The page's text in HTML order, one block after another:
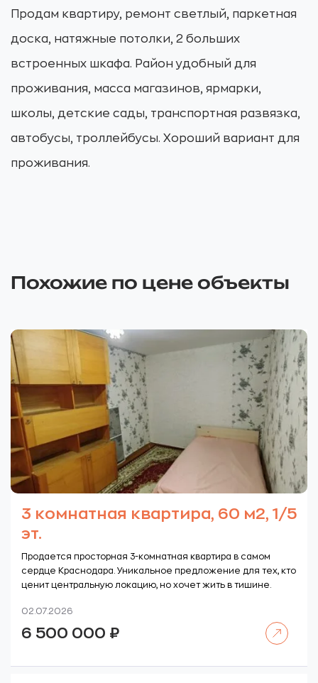
Продам квартиру, ремонт светлый, паркетная
доска, натяжные потолки, 2 больших
встроенных шкафа. Район удобный для
проживания, масса магазинов, ярмарки,
школы, детские сады, транспортная развязка,
автобусы, троллейбусы. Хороший вариант для
проживания.
Похожие по цене объекты
3 комнатная квартира, 60 м2, 1/5
эт.
Продается просторная 3-комнатная квартира в самом
сердце Краснодара. Уникальное предложение для тех, кто
ценит центральную локацию, но хочет жить в тишине.
02.07.2026
6 500 000 ₽